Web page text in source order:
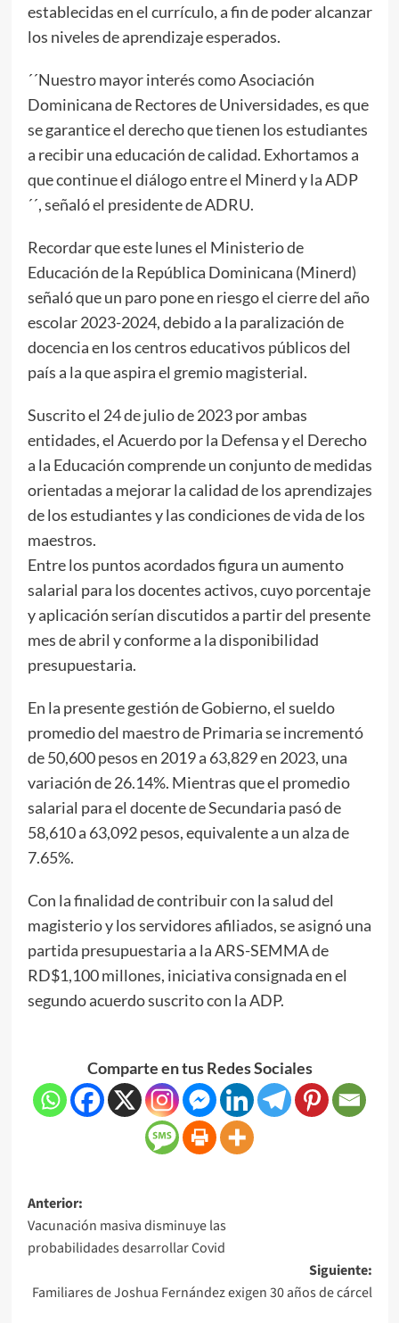
establecidas en el currículo, a fin de poder alcanzar
los niveles de aprendizaje esperados.
´´Nuestro mayor interés como Asociación
Dominicana de Rectores de Universidades, es que
se garantice el derecho que tienen los estudiantes
a recibir una educación de calidad. Exhortamos a
que continue el diálogo entre el Minerd y la ADP
´´, señaló el presidente de ADRU.
Recordar que este lunes el Ministerio de
Educación de la República Dominicana (Minerd)
señaló que un paro pone en riesgo el cierre del año
escolar 2023-2024, debido a la paralización de
docencia en los centros educativos públicos del
país a la que aspira el gremio magisterial.
Suscrito el 24 de julio de 2023 por ambas
entidades, el Acuerdo por la Defensa y el Derecho
a la Educación comprende un conjunto de medidas
orientadas a mejorar la calidad de los aprendizajes
de los estudiantes y las condiciones de vida de los
maestros.
Entre los puntos acordados figura un aumento
salarial para los docentes activos, cuyo porcentaje
y aplicación serían discutidos a partir del presente
mes de abril y conforme a la disponibilidad
presupuestaria.
En la presente gestión de Gobierno, el sueldo
promedio del maestro de Primaria se incrementó
de 50,600 pesos en 2019 a 63,829 en 2023, una
variación de 26.14%. Mientras que el promedio
salarial para el docente de Secundaria pasó de
58,610 a 63,092 pesos, equivalente a un alza de
7.65%.
Con la finalidad de contribuir con la salud del
magisterio y los servidores afiliados, se asignó una
partida presupuestaria a la ARS-SEMMA de
RD$1,100 millones, iniciativa consignada en el
segundo acuerdo suscrito con la ADP.
Comparte en tus Redes Sociales
Anterior:
Vacunación masiva disminuye las
probabilidades desarrollar Covid
Siguiente:
Familiares de Joshua Fernández exigen 30 años de cárcel